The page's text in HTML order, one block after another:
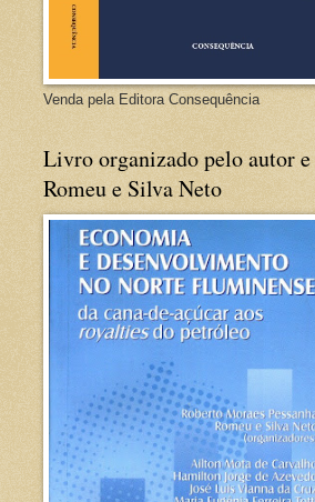
Venda pela Editora Consequência
Livro organizado pelo autor e
Romeu e Silva Neto